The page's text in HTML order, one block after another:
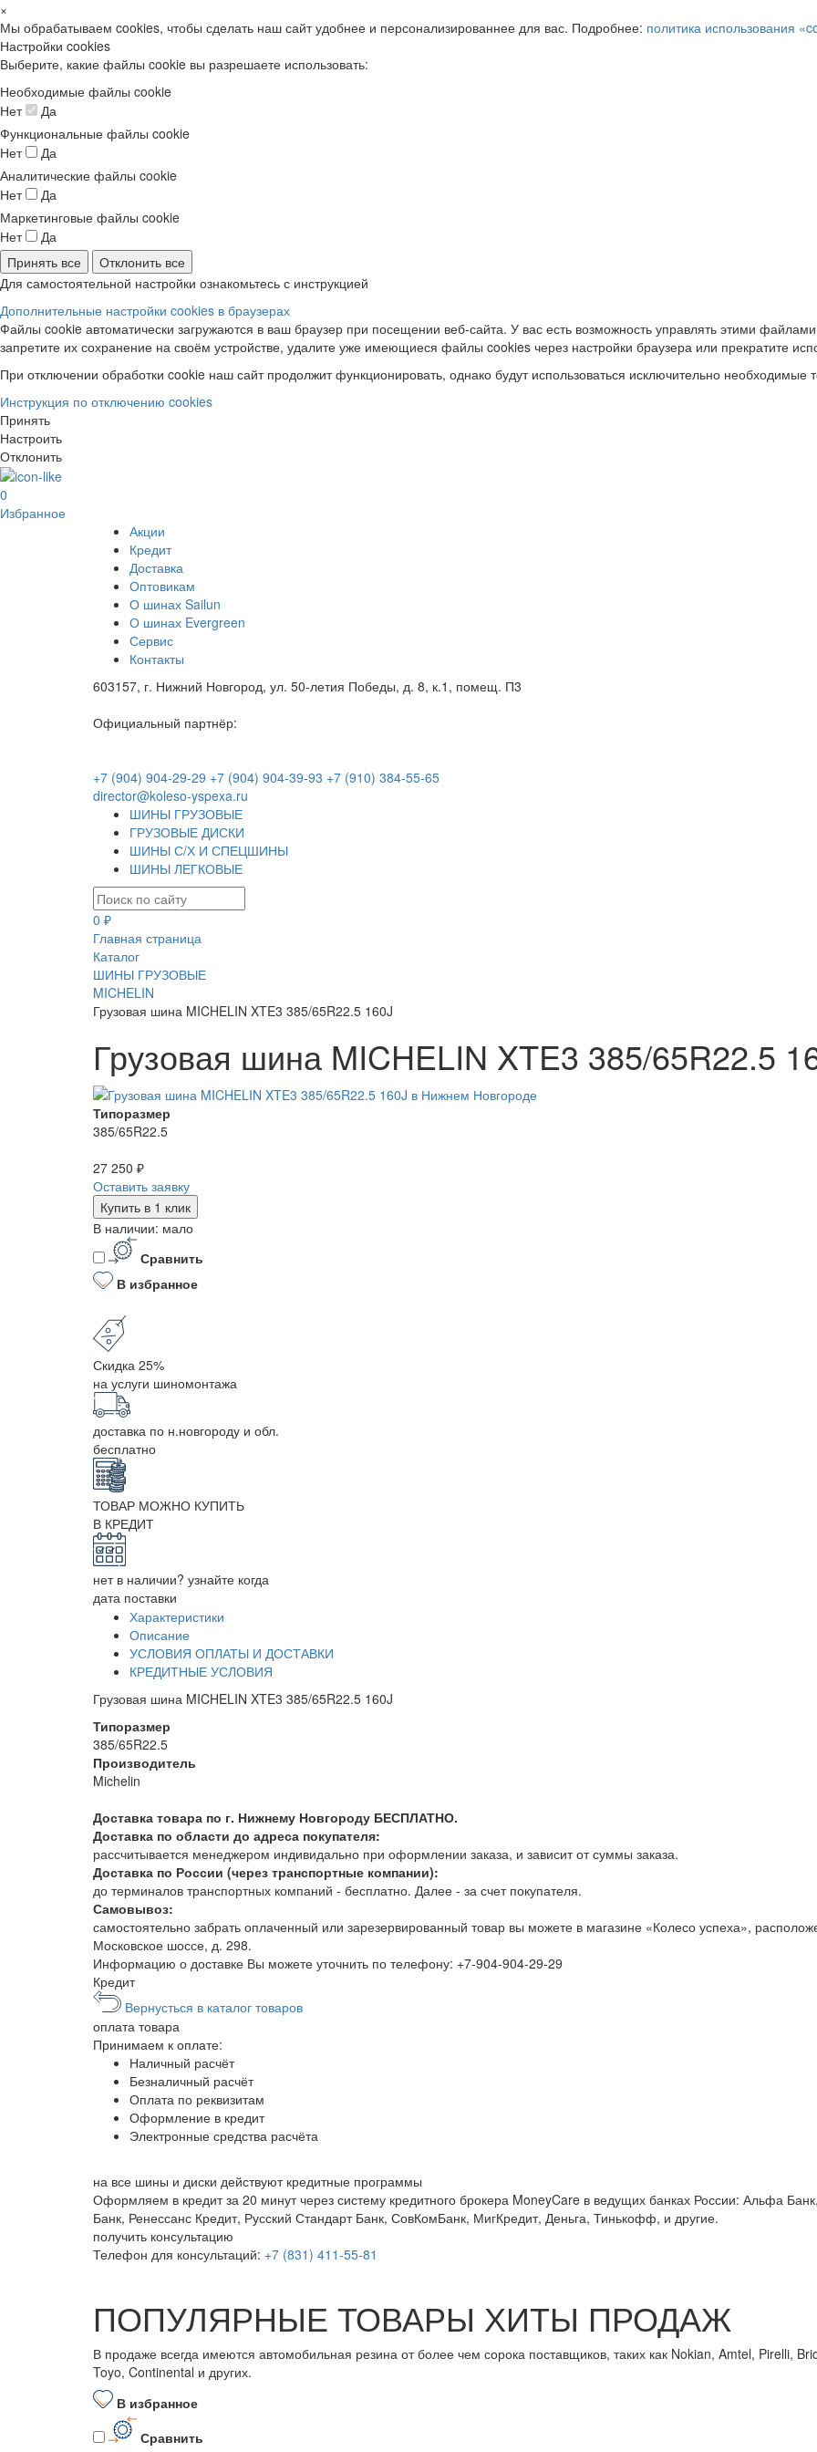
×
Мы обрабатываем cookies, чтобы сделать наш сайт удобнее и персонализированнее для вас. Подробнее: политика использования
Настройки cookies
Выберите, какие файлы cookie вы разрешаете использовать:
Необходимые файлы cookie
Нет
Да
Функциональные файлы cookie
Нет
Да
Аналитические файлы cookie
Нет
Да
Маркетинговые файлы cookie
Нет
Да
Принять все
Отклонить все
Для самостоятельной настройки ознакомьтесь с инструкцией
Дополнительные настройки cookies в браузерах
Файлы cookie автоматически загружаются в ваш браузер при посещении веб-сайта. У вас есть возможность управлять этими
запретите их сохранение на своём устройстве, удалите уже имеющиеся файлы cookies через настройки браузера или прекратите
При отключении обработки cookie наш сайт продолжит функционировать, однако будут использоваться исключительно
Инструкция по отключению cookies
Принять
Настроить
Отклонить
0
Избранное
Акции
Кредит
Доставка
Оптовикам
О шинах Sailun
О шинах Evergreen
Сервис
Контакты
603157, г. Нижний Новгород, ул. 50-летия Победы, д. 8, к.1, помещ. П3
Официальный партнёр:
+7 (904) 904-29-29 +7 (904) 904-39-93 +7 (910) 384-55-65
director@koleso-yspexa.ru
ШИНЫ ГРУЗОВЫЕ
ГРУЗОВЫЕ ДИСКИ
ШИНЫ С/Х И СПЕЦШИНЫ
ШИНЫ ЛЕГКОВЫЕ
0 ₽
Главная страница
Каталог
ШИНЫ ГРУЗОВЫЕ
MICHELIN
Грузовая шина MICHELIN XTE3 385/65R22.5 160J
Грузовая шина MICHELIN XTE3 385/65R22.5
Типоразмер
385/65R22.5
27 250 ₽
Оставить заявку
Купить в 1 клик
В наличии: мало
Сравнить
В избранное
Скидка 25%
на услуги шиномонтажа
доставка по н.новгороду и обл.
бесплатно
ТОВАР МОЖНО КУПИТЬ
В КРЕДИТ
нет в наличии? узнайте когда
дата поставки
Характеристики
Описание
УСЛОВИЯ ОПЛАТЫ И ДОСТАВКИ
КРЕДИТНЫЕ УСЛОВИЯ
Грузовая шина MICHELIN XTE3 385/65R22.5 160J
Типоразмер
385/65R22.5
Производитель
Michelin
Доставка товара по г. Нижнему Новгороду БЕСПЛАТНО.
Доставка по области до адреса покупателя:
рассчитывается менеджером индивидально при оформлении заказа, и зависит от суммы заказа.
Доставка по России (через транспортные компании):
до терминалов транспортных компаний - бесплатно. Далее - за счет покупателя.
Самовывоз:
самостоятельно забрать оплаченный или зарезервированный товар вы можете в магазине «Колесо успеха»,
Московское шоссе, д. 298.
Информацию о доставке Вы можете уточнить по телефону: +7-904-904-29-29
Кредит
Вернусться в каталог товаров
оплата товара
Принимаем к оплате:
Наличный расчёт
Безналичный расчёт
Оплата по реквизитам
Оформление в кредит
Электронные средства расчёта
на все шины и диски действуют кредитные программы
Оформляем в кредит за 20 минут через систему кредитного брокера MoneyCare в ведущих банках России: Альфа
Банк, Ренессанс Кредит, Русский Стандарт Банк, СовКомБанк, МигКредит, Деньга, Тинькофф, и другие.
получить консультацию
Телефон для консультаций: +7 (831) 411-55-81
ПОПУЛЯРНЫЕ ТОВАРЫ ХИТЫ ПРОДАЖ
В продаже всегда имеются автомобильная резина от более чем сорока поставщиков, таких как Nokian, Amtel, Pirelli,
Toyo, Continental и других.
В избранное
Сравнить